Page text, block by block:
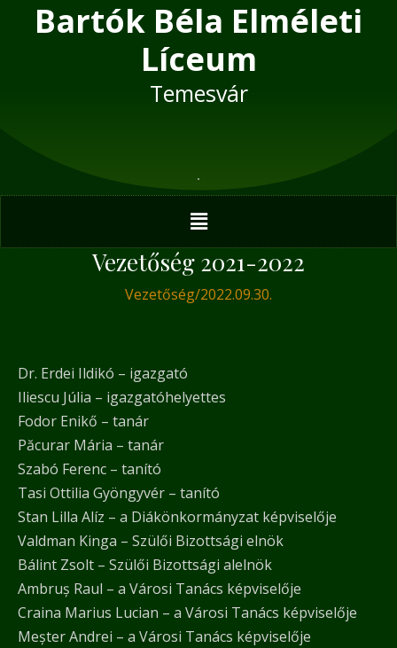
Bartók Béla Elméleti
Líceum
Temesvár
Menu
Vezetőség 2021-2022
Vezetőség/2022.09.30.
Dr. Erdei Ildikó – igazgató
Iliescu Júlia – igazgatóhelyettes
Fodor Enikő – tanár
Păcurar Mária – tanár
Szabó Ferenc – tanító
Tasi Ottilia Gyöngyvér – tanító
Stan Lilla Alíz – a Diákönkormányzat képviselője
Valdman Kinga – Szülői Bizottsági elnök
Bálint Zsolt – Szülői Bizottsági alelnök
Ambruș Raul – a Városi Tanács képviselője
Craina Marius Lucian – a Városi Tanács képviselője
Meșter Andrei – a Városi Tanács képviselője
Post
navigation